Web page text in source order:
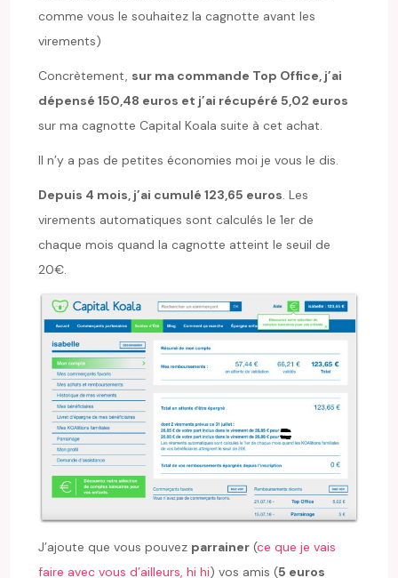
comme vous le souhaitez la cagnotte avant les
virements)
Concrètement, sur ma commande Top Office, j’ai
dépensé 150,48 euros et j’ai récupéré 5,02 euros
sur ma cagnotte Capital Koala suite à cet achat.
Il n’y a pas de petites économies moi je vous le dis.
Depuis 4 mois, j’ai cumulé 123,65 euros. Les
virements automatiques sont calculés le 1er de
chaque mois quand la cagnotte atteint le seuil de
20€.
J’ajoute que vous pouvez parrainer (ce que je vais
faire avec vous d’ailleurs, hi hi) vos amis (5 euros